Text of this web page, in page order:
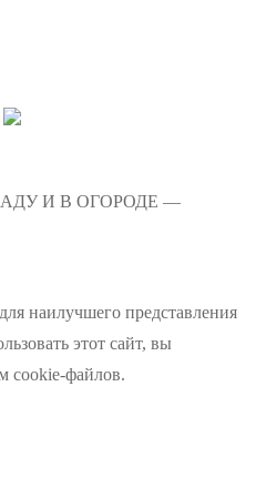
САДУ И В ОГОРОДЕ —
наилучшего представления
этот сайт, вы
cookie-файлов.